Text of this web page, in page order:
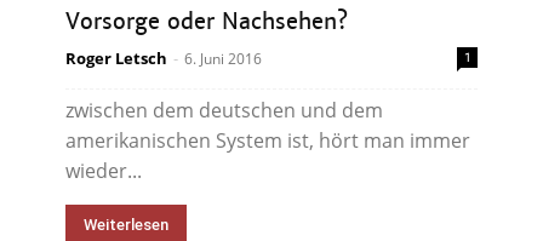
Vorsorge oder Nachsehen?
Roger Letsch - 6. Juni 2016 1
Wenn es den TTIP-Gegnern darum geht, zu
erklären, was der fundamentale Unterschied
zwischen dem deutschen und dem
amerikanischen System ist, hört man immer
wieder...
Weiterlesen